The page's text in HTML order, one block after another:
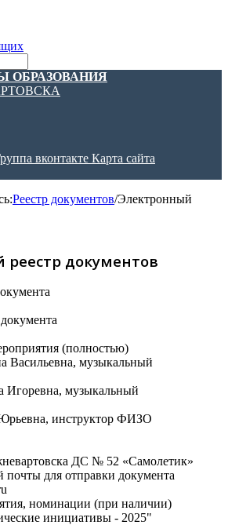
ОБРАЗОВАНИЯ
Карта сайта
Реестр документов/Электронный
документов
(полностью)
Васильевна, музыкальный
Игоревна, музыкальный
инструктор ФИЗО
ДС № 52 «Самолетик»
почты для отправки документа
номинации (при наличии)
инициативы - 2025"